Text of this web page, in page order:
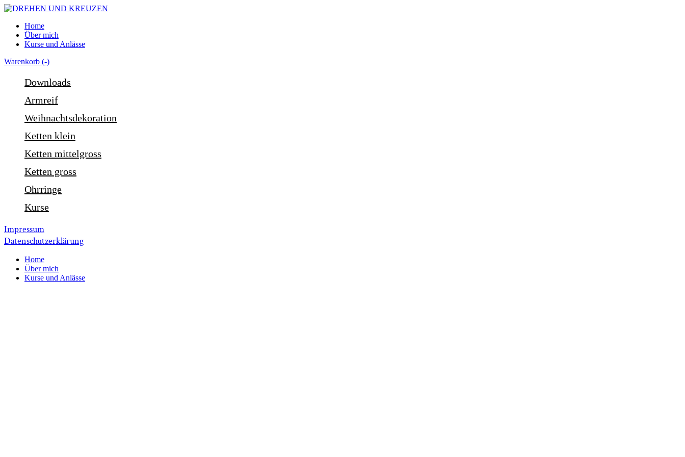
Home
Über mich
Kurse und Anlässe
Warenkorb (-)
Downloads
Armreif
Weihnachtsdekoration
Ketten klein
Ketten mittelgross
Ketten gross
Ohrringe
Kurse
Impressum
Datenschutzerklärung
Home
Über mich
Kurse und Anlässe